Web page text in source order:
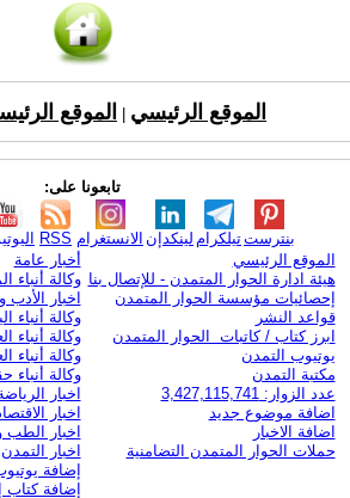
الموقع الرئيسي الموقع
تابعونا على:
RSS الانستغرام لينكدإن تيلكرامبنترست
الموقع الرئيسي
هيئة ادارة الحوار المتمدن - للإتصال بنا
إحصائيات مؤسسة الحوار المتمدن
قواعد النشر
ابرز كتاب / كاتبات الحوار المتمدن
يوتيوب التمدن
مكتبة التمدن
عدد الزوار: 3,427,115,741
اضافة موضوع جديد
اضافة الاخبار
حملات الحوار المتمدن التضامنية
أخبار عامة
وكالة أنباء
اخبار الأدب
وكالة أنباء
وكالة أنباء
وكالة أنباء
وكالة أنباء
اخبار
اخبار
اخبار الطب
اخبار التمدن
إضافة
إضافة كتاب